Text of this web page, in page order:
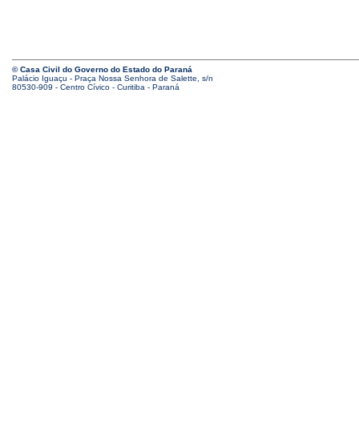
© Casa Civil do Governo do Estado do Paraná
Palácio Iguaçu - Praça Nossa Senhora de Salette, s/n
80530-909 - Centro Cívico - Curitiba - Paraná